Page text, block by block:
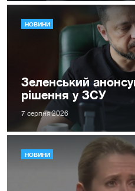
НОВИНИ
Зеленський
рішення у ЗСУ
7 серпня 2026
НОВИНИ